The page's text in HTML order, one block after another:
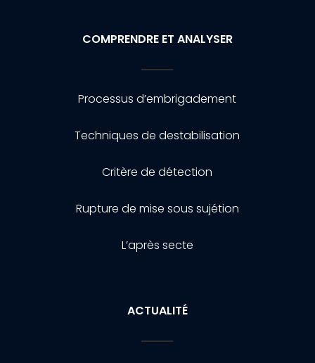
COMPRENDRE ET ANALYSER
Processus d’embrigadement
Techniques de destabilisation
Critère de détection
Rupture de mise sous sujétion
L’après secte
ACTUALITÉ